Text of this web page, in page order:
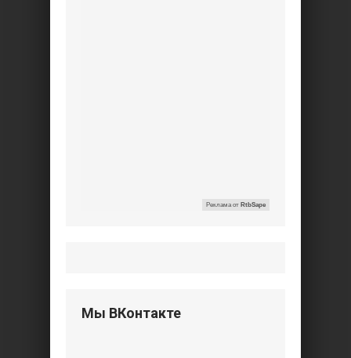
Реклама от RtbSape
Мы ВКонтакте